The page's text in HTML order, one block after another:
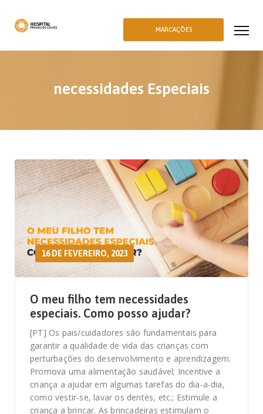
MARCAÇÕES
necessidades Especiais
16 DE FEVEREIRO, 2023
O meu filho tem necessidades
especiais. Como posso ajudar?
[PT] Os pais/cuidadores são fundamentais para
garantir a qualidade de vida das crianças com
perturbações do desenvolvimento e aprendizagem.
Promova uma alimentação saudável; Incentive a
criança a ajudar em algumas tarefas do dia-a-dia,
como vestir-se, lavar os dentes, etc.; Estimule a
criança a brincar. As brincadeiras estimulam o